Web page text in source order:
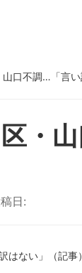
口不調…「言い
・
日:
ない」（記事）